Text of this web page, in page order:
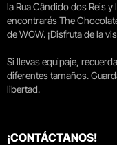
la Rua Cândido dos Reis y
encontrarás The
de WOW. ¡Disfruta de la
Si llevas equipaje,
diferentes tamaños.
libertad.
¡CONTÁCTANOS!